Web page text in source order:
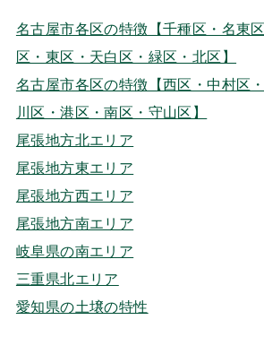
名古屋市各区の特徴【千種区・名東
区・東区・天白区・緑区・北区】
名古屋市各区の特徴【西区・中村区
川区・港区・南区・守山区】
尾張地方北エリア
尾張地方東エリア
尾張地方西エリア
尾張地方南エリア
岐阜県の南エリア
三重県北エリア
愛知県の土壌の特性